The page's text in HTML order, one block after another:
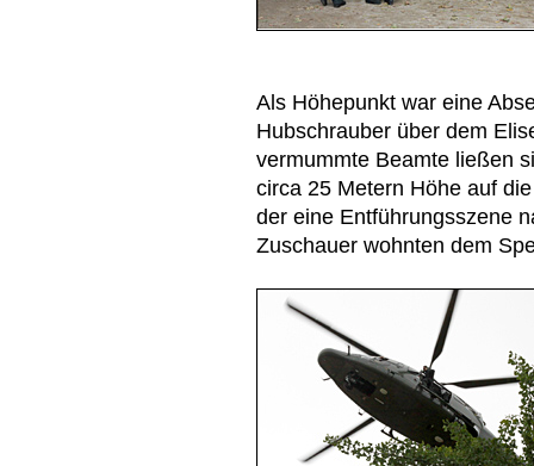
Als Höhepunkt war eine
Hubschrauber über dem
vermummte Beamte ließen
circa 25 Metern Höhe auf
der eine Entführungsszene
Zuschauer wohnten dem